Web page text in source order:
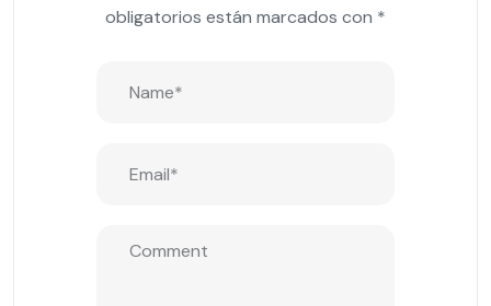
obligatorios están marcados con *